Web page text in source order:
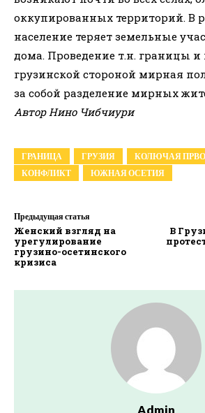
оккупированных территорий. В
население теряет земельные
дома. Проведение т.н. границы и
грузинской стороной мирная
за собой разделение мирных
Автор Нино Чибчиури
ГРАНИЦА ГРУЗИЯ
КОЛЮЧАЯ
КОНФЛИКТ
ЮЖНАЯ ОСЕТИЯ
Предыдущая статья
Женский взгляд на
урегулирование
грузино-осетинского
кризиса
В
Admin